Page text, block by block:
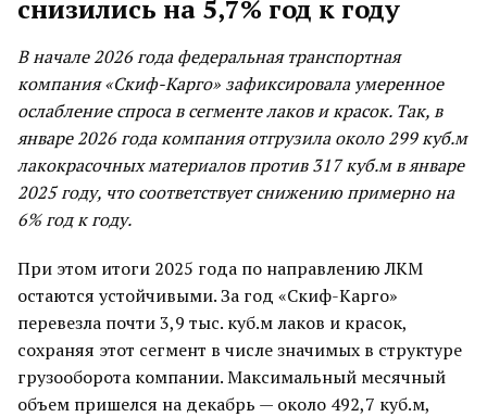
снизились на 5,7% год к году
В начале 2026 года федеральная транспортная
компания «Скиф-Карго» зафиксировала умеренное
ослабление спроса в сегменте лаков и красок. Так, в
январе 2026 года компания отгрузила около 299 куб.м
лакокрасочных материалов против 317 куб.м в январе
2025 году, что соответствует снижению примерно на
6% год к году.​
При этом итоги 2025 года по направлению ЛКМ
остаются устойчивыми. За год «Скиф-Карго»
перевезла почти 3,9 тыс. куб.м лаков и красок,
сохраняя этот сегмент в числе значимых в структуре
грузооборота компании. Максимальный месячный
объем пришелся на декабрь — около 492,7 куб.м,